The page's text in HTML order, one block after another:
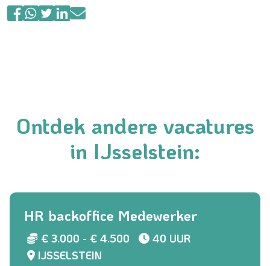
Ontdek andere vacatures
in IJsselstein:
HR backoffice Medewerker
€ 3.000 - € 4.500
40 UUR
IJSSELSTEIN